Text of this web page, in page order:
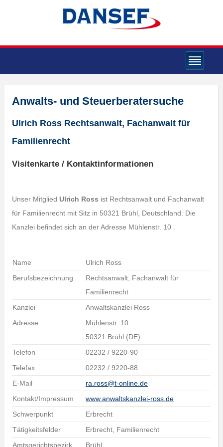
Anwalts- und Steuerberatersuche
Ulrich Ross Rechtsanwalt, Fachanwalt für
Familienrecht
Visitenkarte / Kontaktinformationen
Unser Mitglied Ulrich Ross ist Rechtsanwalt und Fachanwalt
für Familienrecht mit Sitz in 50321 Brühl, Deutschland. Die
Kanzlei befindet sich an der Adresse Mühlenstr. 10 .
Name
Ulrich Ross
Berufsbezeichnung
Rechtsanwalt, Fachanwalt für
Familienrecht
Kanzlei
Anwaltskanzlei Ross
Adresse
Mühlenstr. 10
50321 Brühl (DE)
Telefon
02232 / 9220-90
Telefax
02232 / 9220-88
E-Mail
ra.ross@t-online.de
Kontakt/Impressum
www.anwaltskanzlei-ross.de
Schwerpunkt
Erbrecht
Tätigkeitsfelder
Erbrecht, Familienrecht
Amtsgerichtsbezirk
Brühl